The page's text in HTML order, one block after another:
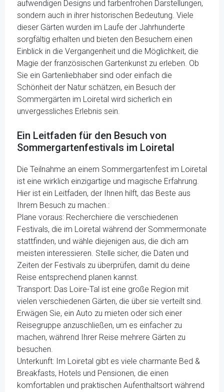
aufwendigen Designs und farbenfrohen Darstellungen,
sondern auch in ihrer historischen Bedeutung. Viele
dieser Gärten wurden im Laufe der Jahrhunderte
sorgfältig erhalten und bieten den Besuchern einen
Einblick in die Vergangenheit und die Möglichkeit, die
Magie der französischen Gartenkunst zu erleben. Ob
Sie ein Gartenliebhaber sind oder einfach die
Schönheit der Natur schätzen, ein Besuch der
Sommergärten im Loiretal wird sicherlich ein
unvergessliches Erlebnis sein.
Ein Leitfaden für den Besuch von
Sommergartenfestivals im Loiretal
Die Teilnahme an einem Sommergartenfest im Loiretal
ist eine wirklich einzigartige und magische Erfahrung.
Hier ist ein Leitfaden, der Ihnen hilft, das Beste aus
Ihrem Besuch zu machen.:
Plane voraus: Recherchiere die verschiedenen
Festivals, die im Loiretal während der Sommermonate
stattfinden, und wähle diejenigen aus, die dich am
meisten interessieren. Stelle sicher, die Daten und
Zeiten der Festivals zu überprüfen, damit du deine
Reise entsprechend planen kannst.
Transport: Das Loire-Tal ist eine große Region mit
vielen verschiedenen Gärten, die über sie verteilt sind.
Erwägen Sie, ein Auto zu mieten oder sich einer
Reisegruppe anzuschließen, um es einfacher zu
machen, während Ihrer Reise mehrere Gärten zu
besuchen.
Unterkunft: Im Loiretal gibt es viele charmante Bed &
Breakfasts, Hotels und Pensionen, die einen
komfortablen und praktischen Aufenthaltsort während